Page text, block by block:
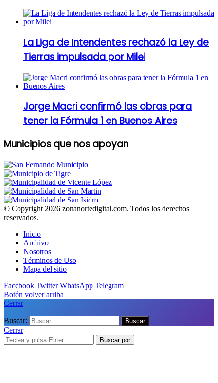
La Liga de Intendentes rechazó la Ley de
Tierras impulsada por Milei
Jorge Macri confirmó las obras para
tener la Fórmula 1 en Buenos Aires
Municipios que nos apoyan
© Copyright 2026 zonanortedigital.com. Todos los derechos
reservados.
Inicio
Archivo
Nosotros
Términos de Uso
Mapa del sitio
Facebook Twitter WhatsApp Telegram
Botón volver arriba
Cerrar
Buscar:
Cerrar
Buscar por